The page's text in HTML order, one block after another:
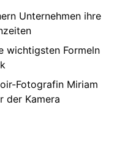
Unternehmen ihre
wichtigsten Formeln
Fotografin Miriam
der Kamera